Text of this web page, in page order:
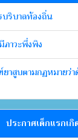
ริบาลท้องถิ่น
าวะพึ่งพิง
าสูบตามกฏหมายว่า
ประกาศเด็กแรกเกิ